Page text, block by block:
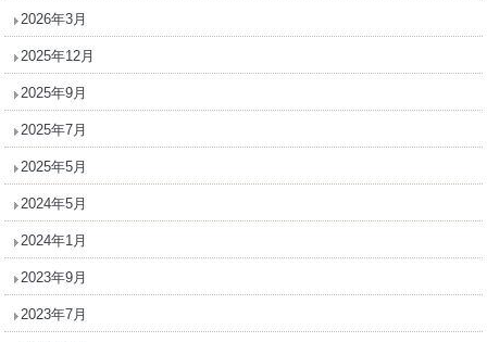
2026年3月
2025年12月
2025年9月
2025年7月
2025年5月
2024年5月
2024年1月
2023年9月
2023年7月